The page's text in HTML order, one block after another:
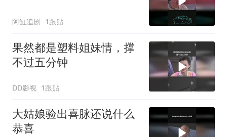
阿缸追剧 1跟贴
果然都是塑料姐妹情，撑
不过五分钟
DD影视 1跟贴
大姑娘验出喜脉还说什么
恭喜